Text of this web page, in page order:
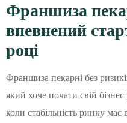
Франшиза
впевнений
році
Франшиза пекарні без
який хоче почати свій
коли стабільність ринку